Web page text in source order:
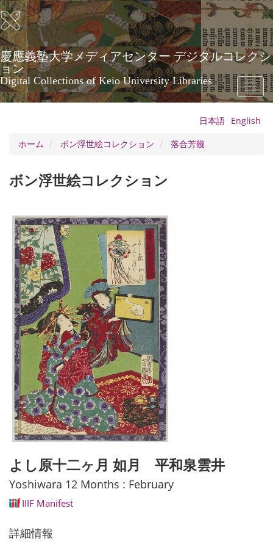
メ
イ
ン
コ
ン
テ
ン
ツ
に
慶應義塾大学メディアセンター デジタルコレクシ
ョン
Digital Collections of Keio University Libraries
Toggle
日本語 English
ホーム
ボン浮世絵コレクション 落合芳幾
ボン浮世絵コレクション
よし原十二ヶ月 如月 平和泉雲井
Yoshiwara 12 Months : February
IIIF Manifest
詳細情報